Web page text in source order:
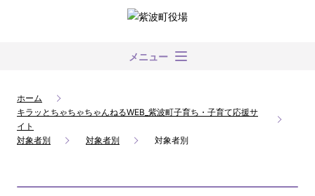
メニュー
ホーム
キラッとちゃちゃちゃんねるWEB_紫波町子育ち・子育て応援サ
イト
対象者別
対象者別 対象者別